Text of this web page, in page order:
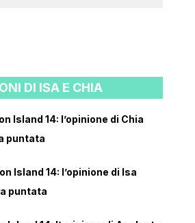
DI ISA E CHIA
Island 14: l’opinione di Chia
puntata
Island 14: l’opinione di Isa
puntata